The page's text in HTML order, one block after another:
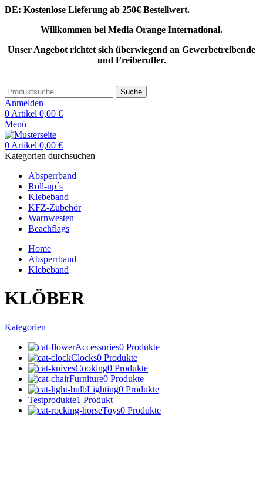
DE: Kostenlose Lieferung ab 250€ Bestellwert.
Willkommen bei Media Orange International.
Unser Angebot richtet sich überwiegend an Gewerbetreibende
und Freiberufler.
Suche
Anmelden
0 Artikel 0,00 €
Menü
0 Artikel 0,00 €
Kategorien durchsuchen
Absperrband
Roll-up´s
Klebeband
KFZ-Zubehör
Warnwesten
Beachflags
Home
Absperrband
Klebeband
KLÖBER
Kategorien
Accessories0 Produkte
Clocks0 Produkte
Cooking0 Produkte
Furniture0 Produkte
Lighting0 Produkte
Testprodukte1 Produkt
Toys0 Produkte